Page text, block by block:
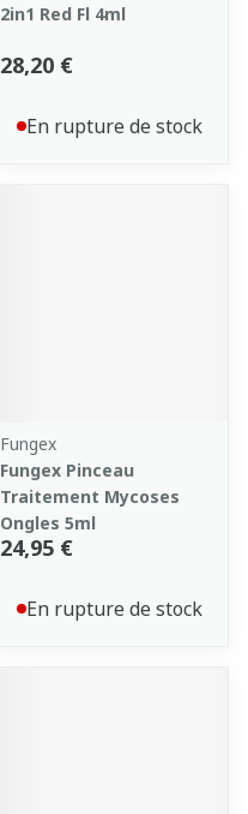
2in1 Red Fl 4ml
28,20 €
En rupture de stock
Fungex
Fungex Pinceau
Traitement Mycoses
Ongles 5ml
24,95 €
En rupture de stock